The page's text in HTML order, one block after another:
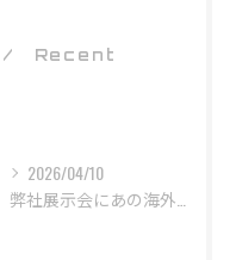
Recent
2026/04/10